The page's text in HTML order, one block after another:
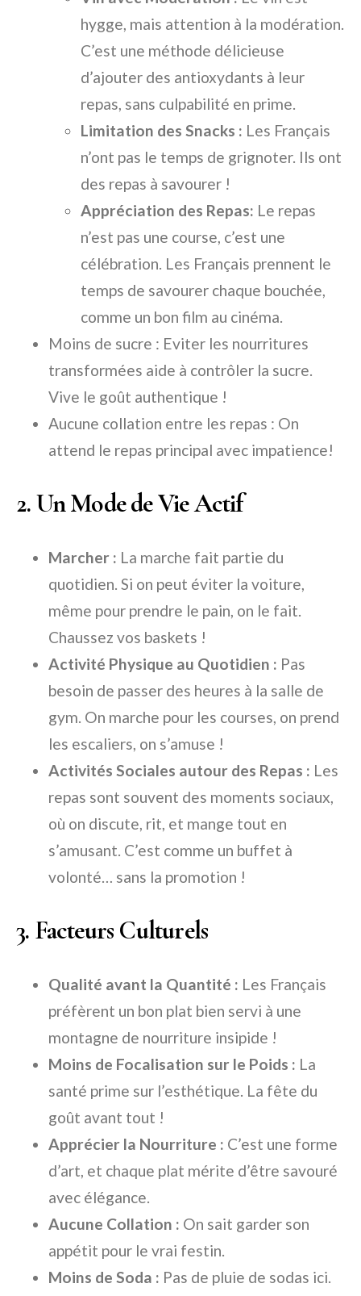
hygge, mais attention à la modération.
C’est une méthode délicieuse
d’ajouter des antioxydants à leur
repas, sans culpabilité en prime.
Limitation des Snacks : Les Français
n’ont pas le temps de grignoter. Ils ont
des repas à savourer !
Appréciation des Repas: Le repas
n’est pas une course, c’est une
célébration. Les Français prennent le
temps de savourer chaque bouchée,
comme un bon film au cinéma.
Moins de sucre : Eviter les nourritures
transformées aide à contrôler la sucre.
Vive le goût authentique !
Aucune collation entre les repas : On
attend le repas principal avec impatience!
2. Un Mode de Vie Actif
Marcher : La marche fait partie du
quotidien. Si on peut éviter la voiture,
même pour prendre le pain, on le fait.
Chaussez vos baskets !
Activité Physique au Quotidien : Pas
besoin de passer des heures à la salle de
gym. On marche pour les courses, on prend
les escaliers, on s’amuse !
Activités Sociales autour des Repas : Les
repas sont souvent des moments sociaux,
où on discute, rit, et mange tout en
s’amusant. C’est comme un buffet à
volonté… sans la promotion !
3. Facteurs Culturels
Qualité avant la Quantité : Les Français
préfèrent un bon plat bien servi à une
montagne de nourriture insipide !
Moins de Focalisation sur le Poids : La
santé prime sur l’esthétique. La fête du
goût avant tout !
Apprécier la Nourriture : C’est une forme
d’art, et chaque plat mérite d’être savouré
avec élégance.
Aucune Collation : On sait garder son
appétit pour le vrai festin.
Moins de Soda : Pas de pluie de sodas ici.